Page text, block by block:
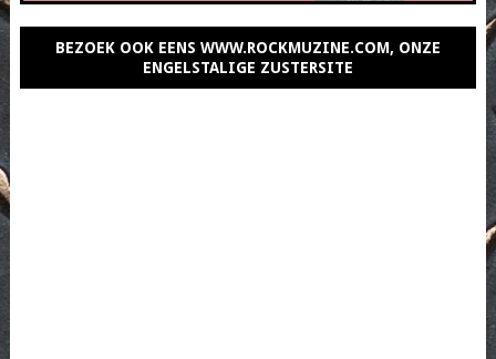
BEZOEK OOK EENS WWW.ROCKMUZINE.COM, ONZE
ENGELSTALIGE ZUSTERSITE